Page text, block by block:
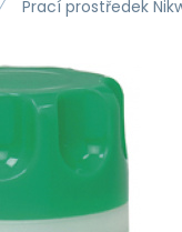
Prací prostředek